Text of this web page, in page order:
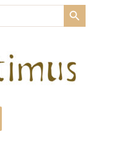
SEARCH BUTTON